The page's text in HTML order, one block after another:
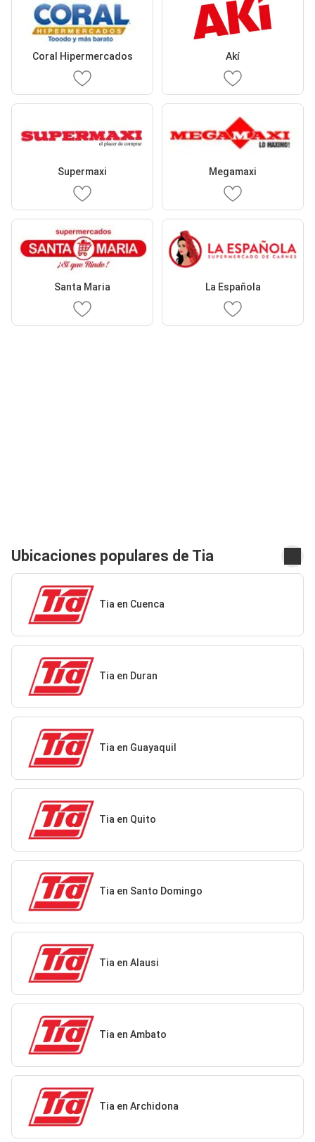
Coral Hipermercados Akí
Supermaxi Megamaxi
Santa Maria La Española
Ubicaciones populares de Tia
Tia en Cuenca
Tia en Duran
Tia en Guayaquil
Tia en Quito
Tia en Santo Domingo
Tia en Alausi
Tia en Ambato
Tia en Archidona